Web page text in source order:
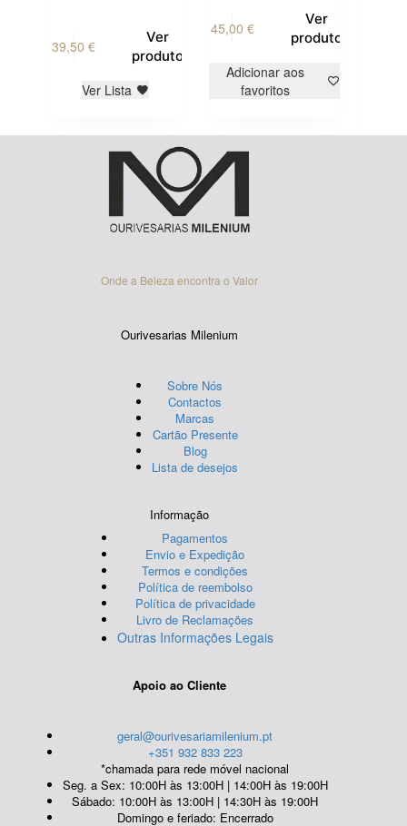
39,50€
Ver
produto
product
Ver Lista
45,00 €
Ver
produto
Adicionar aos
favoritos
Onde a Beleza encontra o Valor
Ourivesarias Milenium
Sobre Nós
Contactos
Marcas
Cartão Presente
Blog
Lista de desejos
Informação
Pagamentos
Envio e Expedição
Termos e condições
Política de reembolso
Política de privacidade
Livro de Reclamações
Outras Informações Legais
Apoio ao Cliente
geral@ourivesariamilenium.pt
+351 932 833 223
*chamada para rede móvel nacional
Seg. a Sex: 10:00H às 13:00H | 14:00H às 19:00H
Sábado: 10:00H às 13:00H | 14:30H às 19:00H
Domingo e feriado: Encerrado